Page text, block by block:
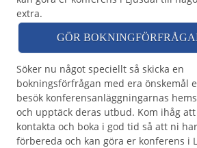
extra.
GÖR
Söker nu något speciellt så skicka en
bokningsförfrågan med era önskemål
besök konferensanläggningarnas
och upptäck deras utbud. Kom ihåg att
kontakta och boka i god tid så att ni
förbereda och kan göra er konferens i